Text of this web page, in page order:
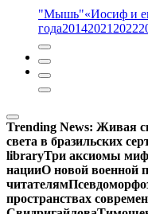
"Мышь"«Иосиф и
года20142021 2022
Trending News: Живая
света в бразильских
libraryТри аксиомы
нацииО новой военной
читателям
пространствах